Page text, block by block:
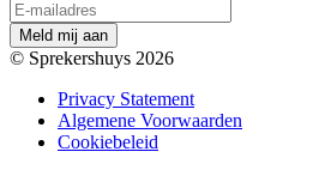
Meld mij aan
© Sprekershuys 2026
Privacy Statement
Algemene Voorwaarden
Cookiebeleid